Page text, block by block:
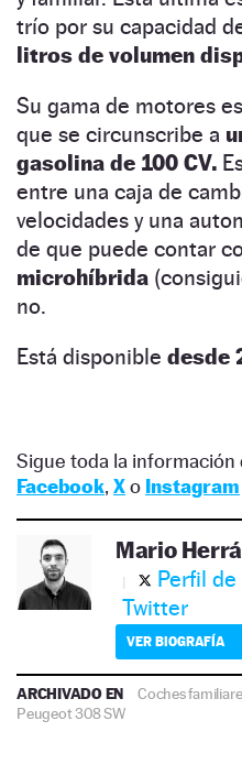
trío por su capacidad
litros de volumen
Su gama de motores
que se circunscribe a
gasolina de 100 CV.
entre una caja de
velocidades y una
de que puede contar
microhíbrida
no.
Está disponible desde
Sigue toda la información
Facebook, Xo Instagram
Mario
Perfil de
Twitter
VER BIOGRAFÍA
ARCHIVADO EN Coches
Peugeot 308 SW